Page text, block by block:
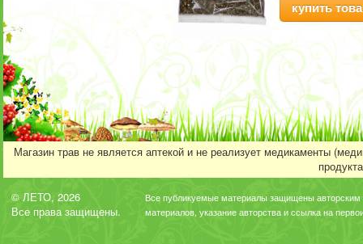
купить
Магазин трав не является аптекой и не реализует медикаменты
© ЛЕТО, 2026
Все права защищены.
Все публикуемые материалы защищены авторским
материалов, указание авторства и ссылка на